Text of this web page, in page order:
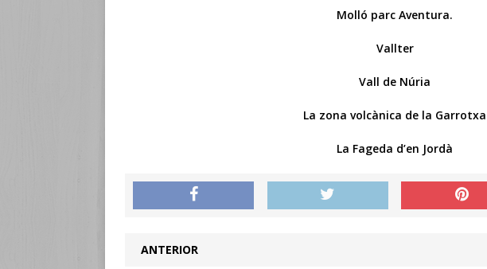
Molló parc Aventura.
Vallter
Vall de Núria
La zona volcànica de la Garrotxa
La Fageda d’en Jordà
ANTERIOR